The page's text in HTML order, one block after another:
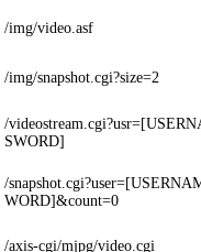
/img/video.asf
/img/snapshot.cgi?size=2
/
SWORD]
/
WORD]&count=0
/axis-cgi/mjpg/video.cgi